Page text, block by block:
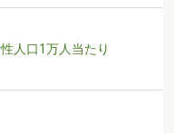
人口1万人当たり